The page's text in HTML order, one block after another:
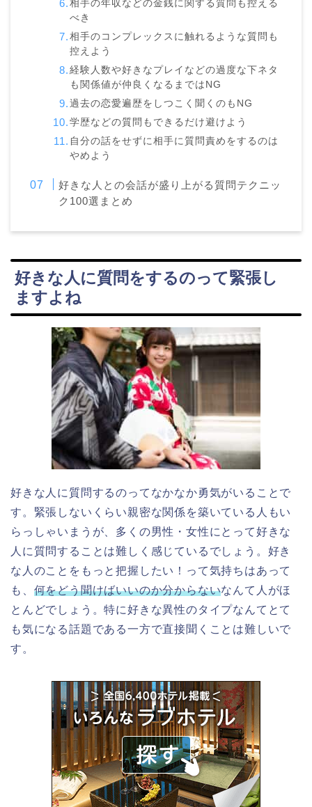
相手の年収などの金銭に関する質問も控える
べき
相手のコンプレックスに触れるような質問も
控えよう
経験人数や好きなプレイなどの過度な下ネタ
も関係値が仲良くなるまではNG
過去の恋愛遍歴をしつこく聞くのもNG
学歴などの質問もできるだけ避けよう
自分の話をせずに相手に質問責めをするのは
やめよう
好きな人との会話が盛り上がる質問テクニッ
ク100選まとめ
好きな人に質問をするのって緊張し
ますよね
好きな人に質問するのってなかなか勇気がいることで
す。緊張しないくらい親密な関係を築いている人もい
らっしゃいまうが、多くの男性・女性にとって好きな
人に質問することは難しく感じているでしょう。好き
な人のことをもっと把握したい！って気持ちはあって
も、 何をどう聞けばいいのか分からないなんて人がほ
とんどでしょう。特に好きな異性のタイプなんてとて
も気になる話題である一方で直接聞くことは難しいで
す。